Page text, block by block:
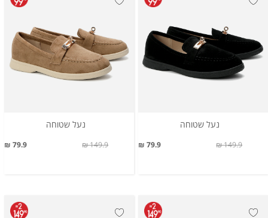
נעל שטוחה
79.9 ₪ 149.9 ₪
נעל שטוחה
79.9 ₪ 149.9 ₪